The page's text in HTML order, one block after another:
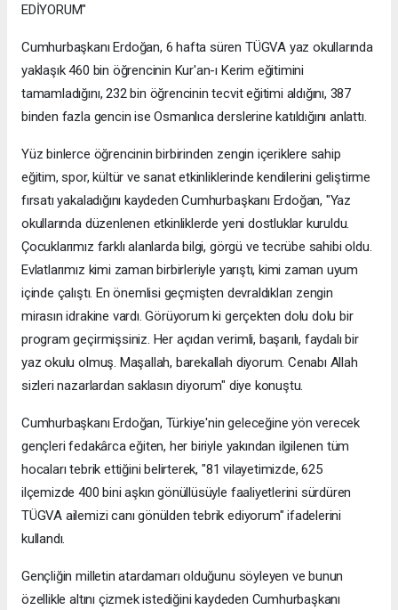
EDİYORUM"
Cumhurbaşkanı Erdoğan, 6 hafta süren TÜGVA yaz okullarında
yaklaşık 460 bin öğrencinin Kur'an-ı Kerim eğitimini
tamamladığını, 232 bin öğrencinin tecvit eğitimi aldığını, 387
binden fazla gencin ise Osmanlıca derslerine katıldığını anlattı.
Yüz binlerce öğrencinin birbirinden zengin içeriklere sahip
eğitim, spor, kültür ve sanat etkinliklerinde kendilerini geliştirme
fırsatı yakaladığını kaydeden Cumhurbaşkanı Erdoğan, "Yaz
okullarında düzenlenen etkinliklerde yeni dostluklar kuruldu.
Çocuklarımız farklı alanlarda bilgi, görgü ve tecrübe sahibi oldu.
Evlatlarımız kimi zaman birbirleriyle yarıştı, kimi zaman uyum
içinde çalıştı. En önemlisi geçmişten devraldıkları zengin
mirasın idrakine vardı. Görüyorum ki gerçekten dolu dolu bir
program geçirmişsiniz. Her açıdan verimli, başarılı, faydalı bir
yaz okulu olmuş. Maşallah, barekallah diyorum. Cenabı Allah
sizleri nazarlardan saklasın diyorum" diye konuştu.
Cumhurbaşkanı Erdoğan, Türkiye'nin geleceğine yön verecek
gençleri fedakârca eğiten, her biriyle yakından ilgilenen tüm
hocaları tebrik ettiğini belirterek, "81 vilayetimizde, 625
ilçemizde 400 bini aşkın gönüllüsüyle faaliyetlerini sürdüren
TÜGVA ailemizi canı gönülden tebrik ediyorum" ifadelerini
kullandı.
Gençliğin milletin atardamarı olduğunu söyleyen ve bunun
özellikle altını çizmek istediğini kaydeden Cumhurbaşkanı